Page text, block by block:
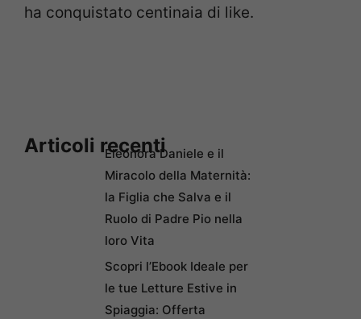
ha conquistato centinaia di like.
Articoli recentiEleonora Daniele e il
Miracolo della Maternità:
la Figlia che Salva e il
Ruolo di Padre Pio nella
loro Vita
Scopri l’Ebook Ideale per
le tue Letture Estive in
Spiaggia: Offerta